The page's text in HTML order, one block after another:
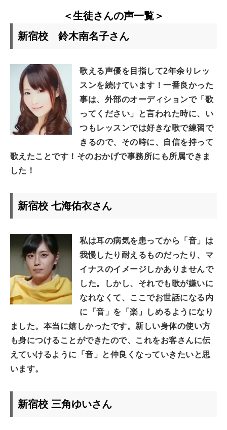
＜生徒さんの声一覧＞
新宿校 鈴木南名子さん
歌える声優を目指して2年余りレッ
スンを続けています！一番良かった
事は、外部のオーディションで「歌
ってください」と言われた時に、い
つもレッスンでは好きな歌で練習で
きるので、その時に、自信を持って
歌えたことです！そのおかげで事務所にも所属できま
した！
新宿校 七海佑衣さん
私は耳の病気を患ってから「音」は
我慢したり耐えるものだったり、マ
イナスのイメージしかありませんで
した。しかし、それでも歌が嫌いに
なれなくて、ここでお世話になる内
に「音」を「楽」しめるようになり
ました。本当に嬉しかったです。新しい身体の使い方
も身につけることができたので、これをお客さんに伝
えていけるように「音」と仲良くなっていきたいと思
います。
新宿校 三角ゆいさん